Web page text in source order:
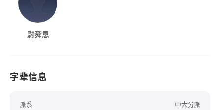
尉舜恩
字辈信息
派系
中大分派